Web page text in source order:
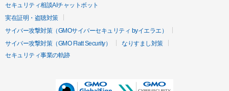
セキュリティ相談AIチャットボット
実在証明・盗聴対策
サイバー攻撃対策（GMOサイバーセキュリティ byイエラエ）
サイバー攻撃対策（GMO Flatt Security）
なりすまし対策
セキュリティ事業の軌跡